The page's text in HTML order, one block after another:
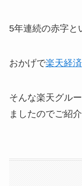
5年連続の赤字と
おかげで楽天経
そんな楽天グル
ましたのでご紹